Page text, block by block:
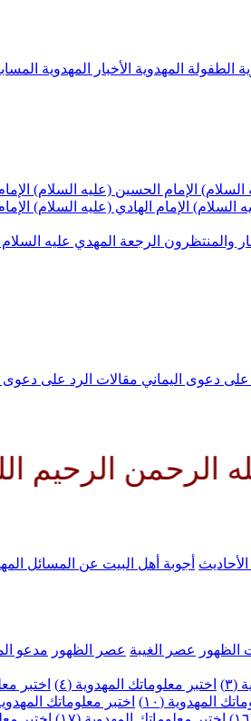
الطفولة المهدوية الأخبار المهدوية
السلام) الإمام الحسين (عليه السلام)
السلام) الإمام الهادي (عليه السلام)
والمنتظرون الرجعة المهدي عليه
دعوى اليماني مقالات الرد على دعوى
الرحيم اللهم كن
أجوبة أهل البيت عن المسائل
الظهور عصر الغيبة عصر الظهور مدعو
(٣) اختبر معلوماتك المهدوية (٤) اختبر
المهدوية (١٠) اختبر معلوماتك المهدوية